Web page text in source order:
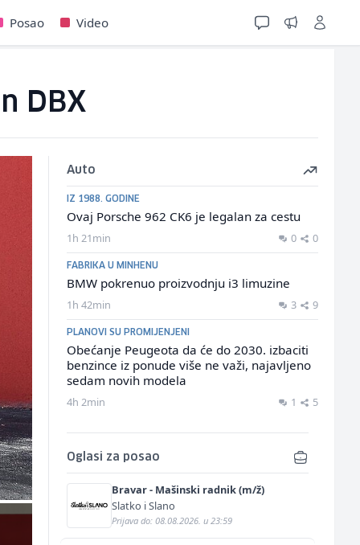
Posao Video
DBX
Auto
IZ 1988. GODINE
Ovaj Porsche 962 CK6 je legalan za cestu
1h 21min 0 0
FABRIKA U MINHENU
BMW pokrenuo proizvodnju i3 limuzine
1h 42min 3 9
PLANOVI SU PROMIJENJENI
Obećanje Peugeota da će do 2030. izbaciti
benzince iz ponude više ne važi, najavljeno
sedam novih modela
4h 2min 1 5
Oglasi za posao
Bravar - Mašinski radnik (m/ž)
Slatko i Slano
Prijava do: 08.08.2026. u 23:59